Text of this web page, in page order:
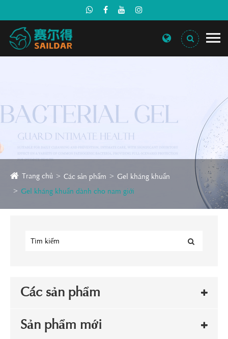
Trang chủ Các sản phẩm
Gel kháng khuẩn
Gel kháng khuẩn dành cho nam giới
Các sản phẩm
Sản phẩm mới